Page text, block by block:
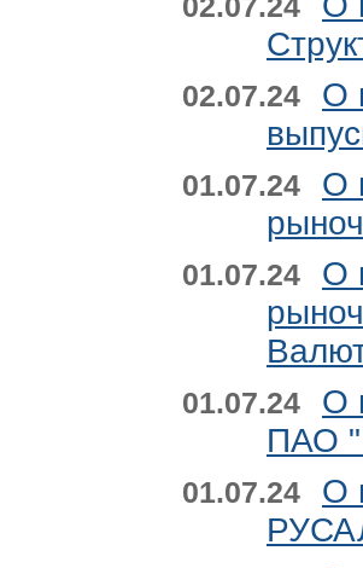
02.07.24
О
01.07.24
О
01.07.24
О
01.07.24
О
ПАО
01.07.24
О